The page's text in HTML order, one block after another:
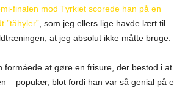
finalen mod Tyrkiet scorede han på en
”tåhyler”, som jeg ellers lige havde lært til
at jeg absolut ikke måtte bruge.
formåede at gøre en frisure, der bestod i
– populær, blot fordi han var så genial på